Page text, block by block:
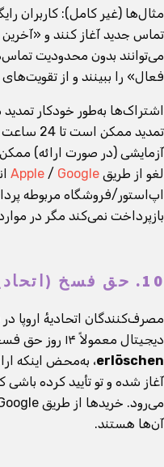
مثال‌ها (غیر کامل): کاربران
تماس جدید آغاز کنند و «آخرین
می‌توانند بدون محدودیت
فعال» را ببینند و از
اشتراک‌ها به‌طور خودکار
تمدید
آزمایشی (در صورت ارائه)
لغو از طریق
Apple / Google
اپ‌استور/فروشگاه مربوطه
بازپرداخت نمی‌کند مگر در
10. حق فسخ (اتحادیه اروپا)
مصرف‌کنندگان اتحادیهٔ اروپا
دیجیتال معمولاً ۱۴ روز حق فسخ دارند. این حق ممکن است
erlöschen، به‌محض اینکه
آغاز شده و تو تأیید کرده
آن‌ها هستند.